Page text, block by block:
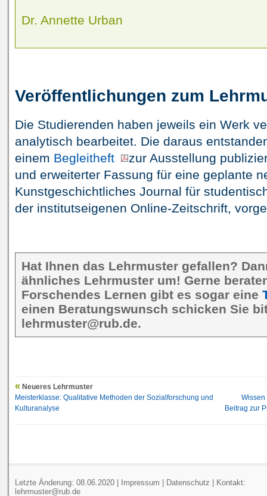
Dr. Annette Urban
Veröffentlichungen zum
Die Studierenden haben jeweils ein Werk
analytisch bearbeitet. Die daraus
einem Begleitheft
zur Ausstellung
und erweiterter Fassung für eine geplante
Kunstgeschichtliches Journal für
der institutseigenen Online-Zeitschrift,
Hat Ihnen das Lehrmuster gefallen?
ähnliches Lehrmuster um! Gerne
Forschendes Lernen gibt es sogar eine
einen Beratungswunsch schicken Sie
lehrmuster@rub.de.
Beitrag zur
Neueres Lehrmuster
Meisterklasse: Qualitative Methoden der Sozialforschung und
Kulturanalyse
Letzte Änderung: 08.06.2020 | Impressum | Datenschutz | Kontakt:
lehrmuster@rub.de